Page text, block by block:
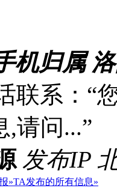
机归属
联系：“
,请问...”
发布IP
»TA发布的所有信息»